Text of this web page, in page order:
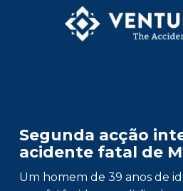
Segunda acção
acidente fatal de
Um homem de 39 anos de